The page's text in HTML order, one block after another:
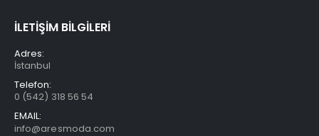
İLETİŞİM BİLGİLERİ
Adres:
İstanbul
Telefon:
0 (542) 318 56 54
EMAIL:
info@aresmoda.com